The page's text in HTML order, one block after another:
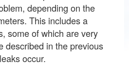
depending on the
This includes a
some of which are very
described in the previous
occur.